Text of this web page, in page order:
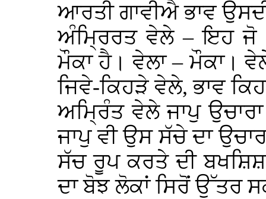
ਆਰਤੀ ਗਾਵੀਐ ਭਾਵ
ਅੰਮ੍ਰਿਰਤ ਵੇਲੇ – ਇਹ ਜੋ
ਮੌਕਾ ਹੈ। ਵੇਲਾ – ਮੌਕਾ।
ਜਿਵੇ-ਕਿਹੜੇ ਵੇਲੇ, ਭਾਵ
ਅਮ੍ਰਿੰਤ ਵੇਲੇ ਜਾਪੁ
ਜਾਪੁ ਵੀ ਉਸ ਸੱਚੇ ਦਾ
ਸੱਚ ਰੂਪ ਕਰਤੇ ਦੀ
ਦਾ ਬੋਝ ਲੋਕਾਂ ਸਿਰੋਂ ਉੱਤਰ